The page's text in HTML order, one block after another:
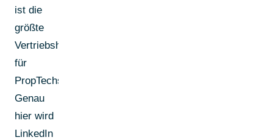
ist die
größte
Vertriebshürde
für
PropTechs.
Genau
hier wird
LinkedIn